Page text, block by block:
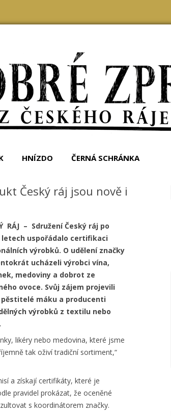
HNÍZDO ČERNÁ SCHRÁNKA
Český ráj jsou nově i
RÁJ – Sdružení Český ráj po
letech uspořádalo certifikaci
výrobků. O udělení značky
ucházeli výrobci vína,
medoviny a dobrot ze
ovoce. Svůj zájem projevili
máku a producenti
výrobků z textilu nebo
likéry nebo medovina, které jsme
tak oživí tradiční sortiment,“
a získají certifikáty, které je
pravidel prokázat, že oceněné
s koordinátorem značky.